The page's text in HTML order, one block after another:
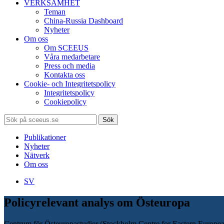
VERKSAMHET
Teman
China-Russia Dashboard
Nyheter
Om oss
Om SCEEUS
Våra medarbetare
Press och media
Kontakta oss
Cookie- och Integritetspolicy
Integritetspolicy
Cookiepolicy
Sök
Publikationer
Nyheter
Nätverk
Om oss
SV
Policyrelevant analys om Östeuropa